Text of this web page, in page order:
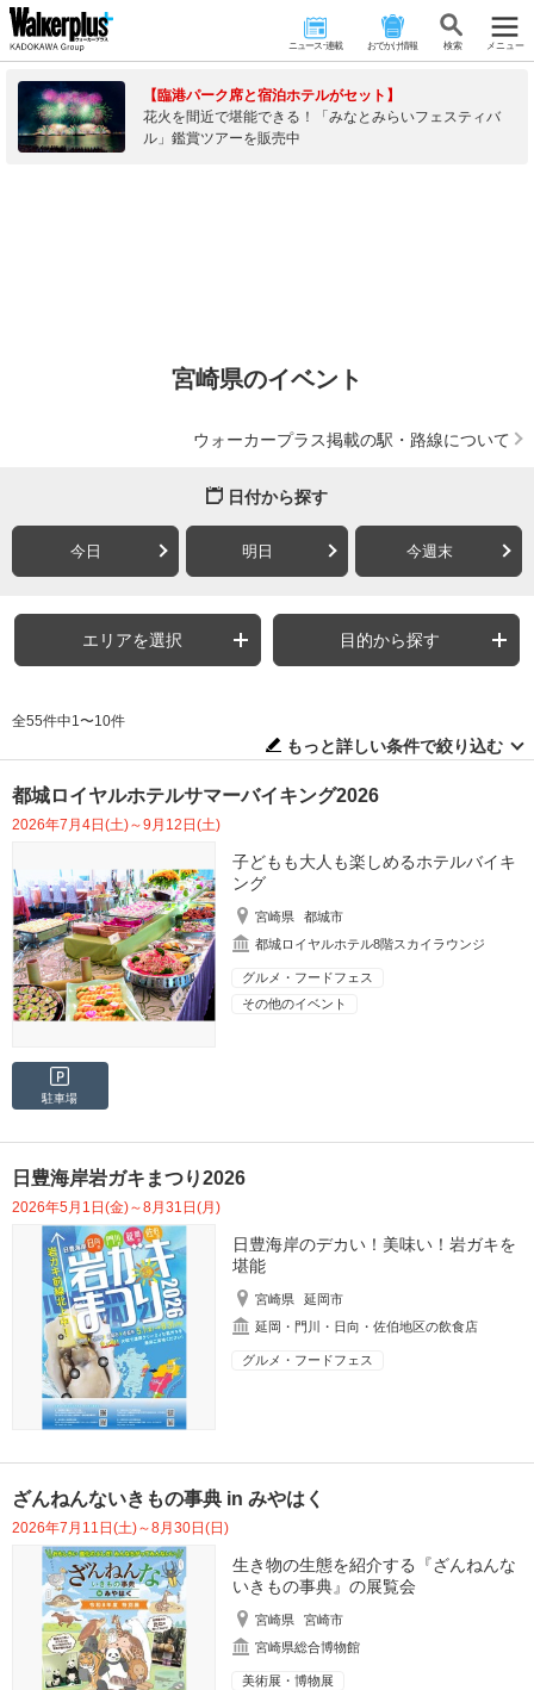
ニュース･連載 おでかけ情報 検 索 メニュー
【臨港パーク席と宿泊ホテルがセット】
花火を間近で堪能できる！「みなとみらいフェスティバ
ル」鑑賞ツアーを販売中
宮崎県のイベント
ウォーカープラス掲載の駅・路線について
日付から探す
今日 明日 今週末
エリアを選択 目的から探す
全55件中1〜10件
もっと詳しい条件で絞り込む
都城ロイヤルホテルサマーバイキング2026
2026年7月4日(土)～9月12日(土)
子どもも大人も楽しめるホテルバイキ
ング
宮崎県
都城市
都城ロイヤルホテル8階スカイラウンジ
グルメ・フードフェス
その他のイベント
駐車場
日豊海岸岩ガキまつり2026
2026年5月1日(金)～8月31日(月)
日豊海岸のデカい！美味い！岩ガキを
堪能
宮崎県
延岡市
延岡・門川・日向・佐伯地区の飲食店
グルメ・フードフェス
ざんねんないきもの事典 in みやはく
2026年7月11日(土)～8月30日(日)
生き物の生態を紹介する『ざんねんな
いきもの事典』の展覧会
宮崎県
宮崎市
宮崎県総合博物館
美術展・博物展